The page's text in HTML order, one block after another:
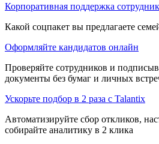
Корпоративная поддержка
Какой соцпакет вы предлагаете
Оформляйте кандидатов онлайн
Проверяйте сотрудников и
документы без бумаг и личных
Ускорьте подбор в 2 раза с Talantix
Автоматизируйте сбор откликов,
собирайте аналитику в 2 клика